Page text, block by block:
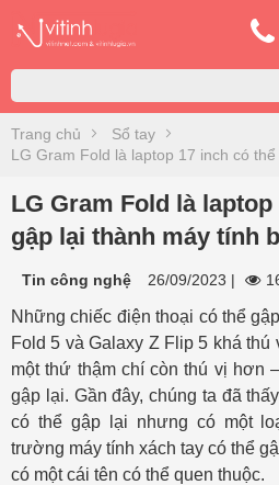
Trang chủ
Sổ tay
LG Gram Fold là laptop 17 inch có
LG Gram Fold là
gập lại thành máy tính
Tin công nghệ 26/09/2023 |
Những chiếc điện thoại có thể
Fold 5 và Galaxy Z Flip 5 khá
một thứ thậm chí còn thú vị hơn
gập lại. Gần đây, chúng ta đã
có thể gập lại nhưng có một
trường máy tính xách tay có thể
có một cái tên có thể quen thuộc.